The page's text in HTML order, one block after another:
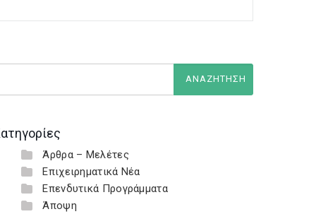
Άρθρα – Μελέτες
Επιχειρηματικά Νέα
Επενδυτικά Προγράμματα
Άποψη